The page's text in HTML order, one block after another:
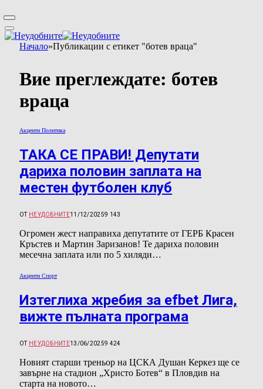
Начало»Публикации с етикет "ботев враца"
Вие преглеждате: ботев
враца
Акценти Политика
ТАКА СЕ ПРАВИ! Депутати
дариха половин заплата на
местен футболен клуб
ОТ НЕУДОБНИТЕ11/12/20259 143
Огромен жест направиха депутатите от ГЕРБ Красен
Кръстев и Мартин Заризанов! Те дариха половин
месечна заплата или по 5 хиляди…
Акценти Спорт
Изтеглиха жребия за efbet Лига,
вижте пълната програма
ОТ НЕУДОБНИТЕ13/06/20259 424
Новият старши треньор на ЦСКА Душан Керкез ще се
завърне на стадион „Хриcто Ботев“ в Пловдив на
старта на новото…